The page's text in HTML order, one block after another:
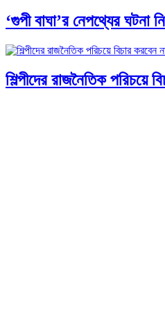
‘গুপী বাঘা’র নেপথ্যের ঘটনা
শিল্পীদের রাজনৈতিক পরিচয়ে